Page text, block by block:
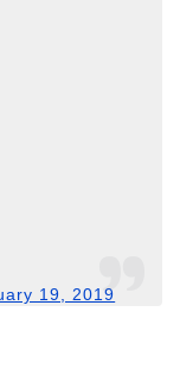
19, 2019